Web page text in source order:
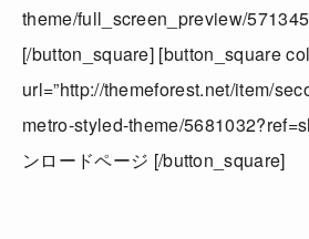
theme/full_screen_preview/
[/button_square] [button_square
url=”http://themeforest.net/item/
metro-styled-theme/
ンロードページ [/button_square]